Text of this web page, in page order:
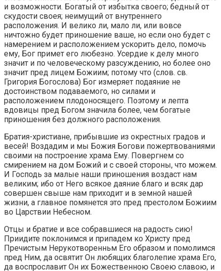
и возможности. Богатый от избытка своего; бедный от
скудости своея; неимущий от внутреннего
расположения. И велико ли, мало ли, или вовсе
ничтожно будет приношение ваше, но если оно будет с
намерением и расположением ускорить дело, помочь
ему, Бог примет его любезно. Усердие к делу много
значит и по человеческому разсуждению, но более оно
значит пред лицем Божиим; потому что (слов. св.
Григория Богослова) Бог измеряет подаяние не
достоинством подаваемого, но силами и
расположением плодоносящего. Поэтому и лепта
вдовицы пред Богом значила более, чем богатые
приношения без должного расположения.
Братия-христиане, прибывшие из окрестных градов и
весей! Воздадим и мы Божия Богови пожертвованиями
своими на построение храма Ему. Повергнем со
смирением на дом Божий и с своей стороны, что можем.
И Господь за малые наши приношения воздаст нам
великим; ибо от Него всякое даяние благо и всяк дар
совершен свыше нам приходит и в земной нашей
жизни, а главное помянется это пред престолом Божиим
во Царствии Небесном.
Отцы и братие и все собравшиеся на радость сию!
Приидите поклонимся и припадем ко Христу пред
Пречистым Нерукотворенньм Его образом и помолимся
пред Ним, да освятит Он любящих благолепие храма Его,
да воспрославит Он их Божественною Своею славою, и